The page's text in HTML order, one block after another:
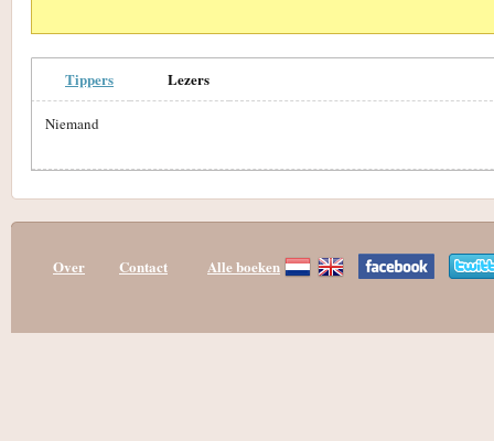
Tippers Lezers
Niemand
Over Contact Alle boeken